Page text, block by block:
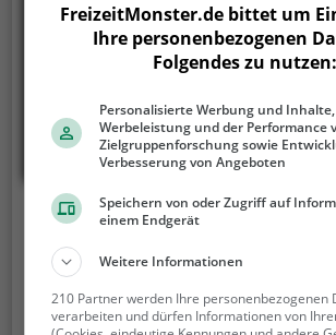
Bump Boats
Im Mediapark, 50670 Köln
Bump Boats ist ein Bootsverleih
Teich Mediapark See. Ob
FreizeitMonster.de bittet um
Ihre personenbezogenen
Folgendes zu nutzen:
Personalisierte Werbung und
Werbeleistung und der Performance
Zielgruppenforschung sowie
Verbesserung von Angeboten
Speichern von oder Zugriff auf
einem Endgerät
Weitere Informationen
210 Partner werden Ihre personenbezogenen
verarbeiten und dürfen Informationen von